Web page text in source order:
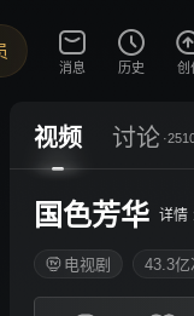
消息 历史 创
视频 讨论
国色芳华 详情
电视剧 43.3